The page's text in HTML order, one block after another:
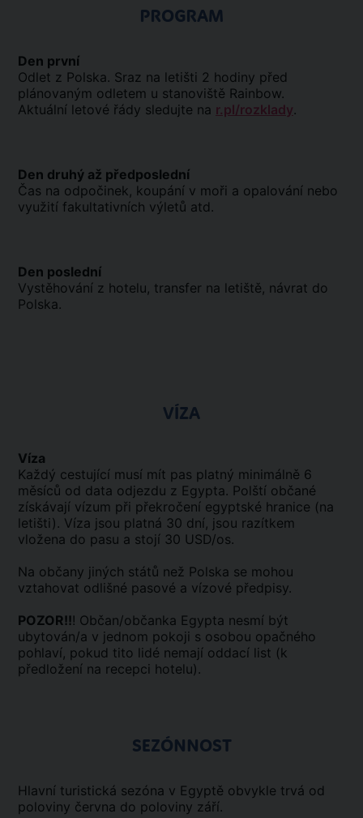
PROGRAM
Den první
Odlet z Polska. Sraz na letišti 2 hodiny před
plánovaným odletem u stanoviště Rainbow.
Aktuální letové řády sledujte na r.pl/rozklady.
Den druhý až předposlední
Čas na odpočinek, koupání v moři a opalování nebo
využití fakultativních výletů atd.
Den poslední
Vystěhování z hotelu, transfer na letiště, návrat do
Polska.
VÍZA
Víza
Každý cestující musí mít pas platný minimálně 6
měsíců od data odjezdu z Egypta. Polští občané
získávají vízum při překročení egyptské hranice (na
letišti). Víza jsou platná 30 dní, jsou razítkem
vložena do pasu a stojí 30 USD/os.
Na občany jiných států než Polska se mohou
vztahovat odlišné pasové a vízové předpisy.
POZOR!!! Občan/občanka Egypta nesmí být
ubytován/a v jednom pokoji s osobou opačného
pohlaví, pokud tito lidé nemají oddací list (k
předložení na recepci hotelu).
SEZÓNNOST
Hlavní turistická sezóna v Egyptě obvykle trvá od
poloviny června do poloviny září.